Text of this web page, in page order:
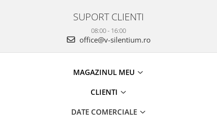
SUPORT CLIENTI
08:00 - 16:00
office@v-silentium.ro
MAGAZINUL MEU
CLIENTI
DATE COMERCIALE